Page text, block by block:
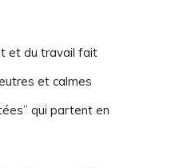
et du travail fait
et calmes
qui partent en